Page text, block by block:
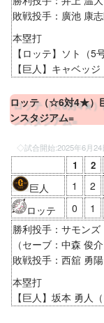
敗戦投手：廣池 康
本塁打
【ロッテ】ソト（5
【巨人】キャベッ
ロッテ（☆6対4★）
ンスタジアム=
◇試合開始:2025年6月
1 2
巨人 1 2
ロッテ
0 1
勝利投手：サモンズ
（セーブ：中森 俊
敗戦投手：西舘 勇陽
本塁打
【巨人】坂本 勇人